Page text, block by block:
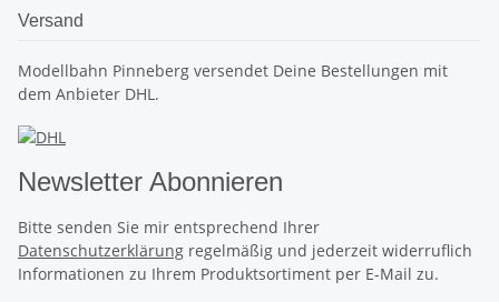
Versand
Modellbahn Pinneberg versendet Deine Bestellungen mit
dem Anbieter DHL.
Newsletter Abonnieren
Bitte senden Sie mir entsprechend Ihrer
Datenschutzerklärung regelmäßig und jederzeit widerruflich
Informationen zu Ihrem Produktsortiment per E-Mail zu.